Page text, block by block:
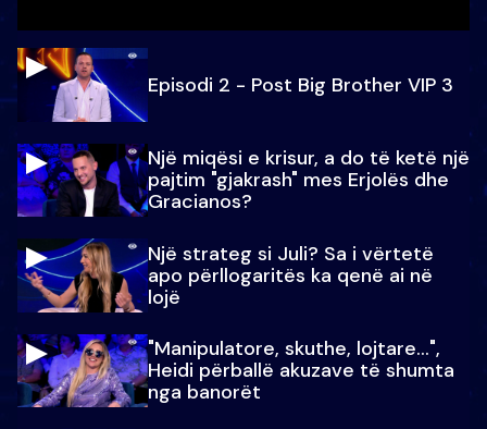
Episodi 2 - Post Big Brother VIP 3
Një miqësi e krisur, a do të ketë një
pajtim "gjakrash" mes Erjolës dhe
Gracianos?
Një strateg si Juli? Sa i vërtetë
apo përllogaritës ka qenë ai në
lojë
"Manipulatore, skuthe, lojtare...",
Heidi përballë akuzave të shumta
nga banorët